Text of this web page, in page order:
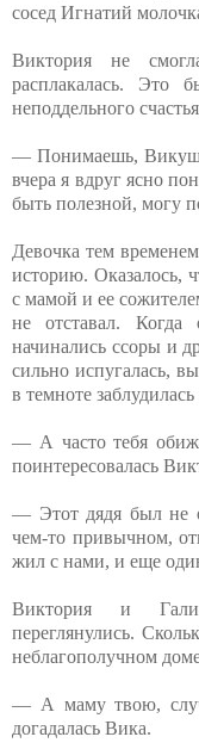
сосед Игнатий
Виктория не
расплакалась. Это
неподдельного
— Понимаешь,
вчера я вдруг ясно
быть полезной, могу
Девочка тем
историю. Оказалось,
с мамой и ее
не отставал.
начинались ссоры и
сильно испугалась,
в темноте
— А часто тебя
поинтересовалась
— Этот дядя был не
чем-то привычном,
жил с нами, и еще
Виктория и
переглянулись.
неблагополучном
— А маму твою,
догадалась Вика.